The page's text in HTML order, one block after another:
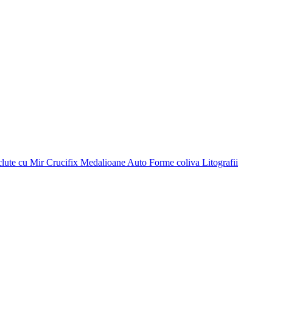
cu MirCrucifix Medalioane Auto Forme coliva Litografii